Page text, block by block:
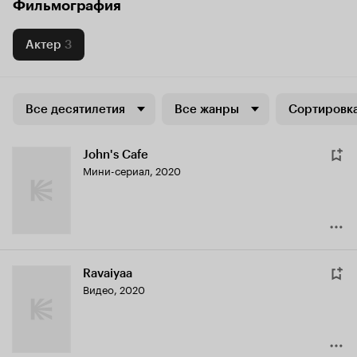
Фильмография
Актер 3
Все десятилетия Все жанры
John's Cafe
Мини-сериал, 2020
Ravaiyaa
Видео, 2020